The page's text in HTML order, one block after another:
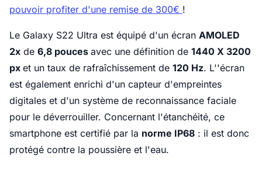
pouvoir profiter d'une remise de 300€ !
Le Galaxy S22 Ultra est équipé d'un écran AMOLED
2x de 6,8 pouces avec une définition de 1440 X 3200
px et un taux de rafraîchissement de 120 Hz. L''écran
est également enrichi d'un capteur d'empreintes
digitales et d'un système de reconnaissance faciale
pour le déverrouiller. Concernant l'étanchéité, ce
smartphone est certifié par la norme IP68 : il est donc
protégé contre la poussière et l'eau.